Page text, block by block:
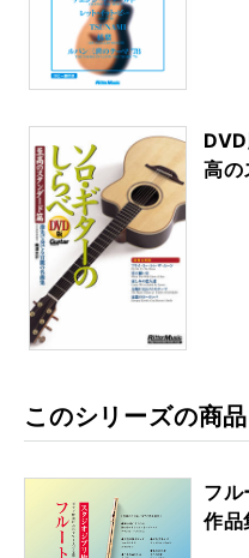
高の
このシリーズの商品
フル
作品